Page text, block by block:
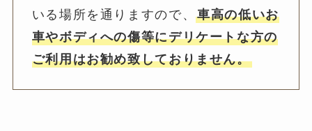
いる場所を通りますので、車高の低いお
車やボディへの傷等にデリケートな方の
ご利用はお勧め致しておりません。